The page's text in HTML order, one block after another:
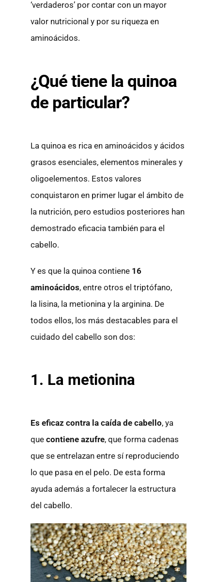
‘verdaderos’ por contar con un mayor
valor nutricional y por su riqueza en
aminoácidos.
¿Qué tiene la quinoa
de particular?
La quinoa es rica en aminoácidos y ácidos
grasos esenciales, elementos minerales y
oligoelementos. Estos valores
conquistaron en primer lugar el ámbito de
la nutrición, pero estudios posteriores han
demostrado eficacia también para el
cabello.
Y es que la quinoa contiene 16
aminoácidos, entre otros el triptófano,
la lisina, la metionina y la arginina. De
todos ellos, los más destacables para el
cuidado del cabello son dos:
1. La metionina
Es eficaz contra la caída de cabello, ya
quecontiene azufre, que forma cadenas
que se entrelazan entre sí reproduciendo
lo que pasa en el pelo. De esta forma
ayuda además a fortalecer la estructura
del cabello.